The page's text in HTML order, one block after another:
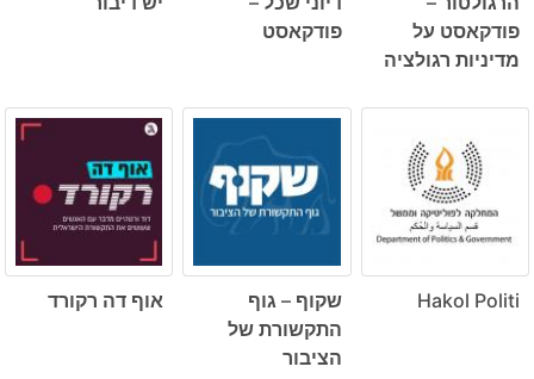
פודקאסט על
מדיניות רגולציה
פודקאסט
Hakol Politi
שקוף – גוף
התקשורת של
הציבור
אוף דה רקורד